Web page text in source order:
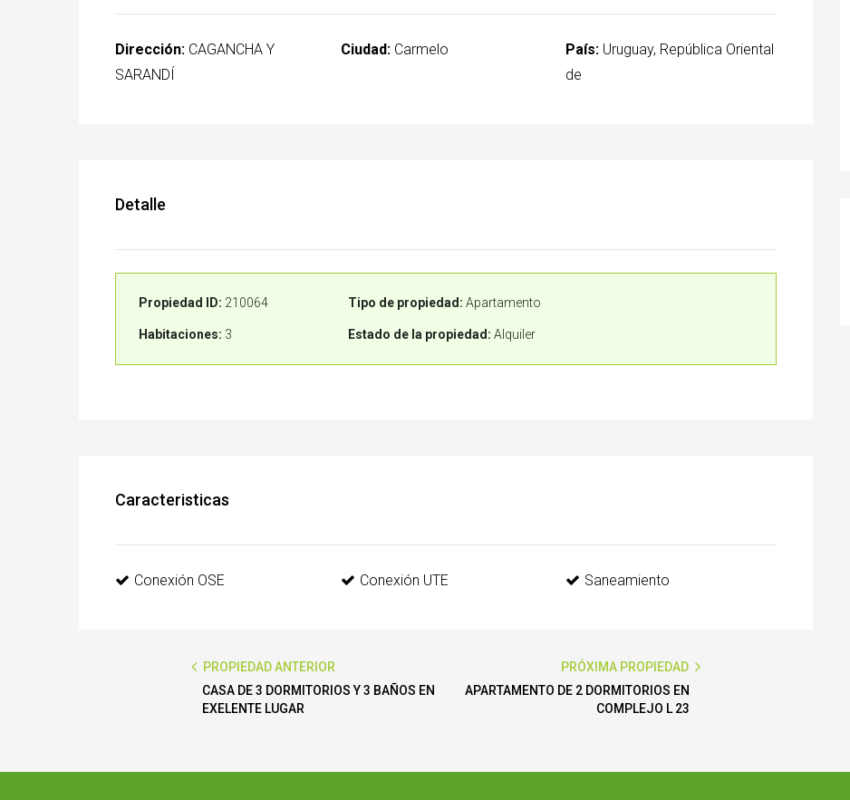
Dirección: CAGANCHA Y
SARANDÍ
Ciudad:Carmelo País: Uruguay, República Oriental
de
Detalle
Propiedad ID: 210064
Habitaciones: 3
Tipo de propiedad: Apartamento
Estado de la propiedad: Alquiler
Caracteristicas
Conexión OSE Conexión UTE Saneamiento
PROPIEDAD ANTERIOR
CASA DE 3 DORMITORIOS Y 3 BAÑOS EN
EXELENTE LUGAR
PRÓXIMA PROPIEDAD
APARTAMENTO DE 2 DORMITORIOS EN
COMPLEJO L 23